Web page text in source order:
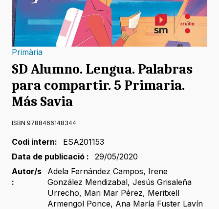
Primària
SD Alumno. Lengua. Palabras
para compartir. 5 Primaria.
Más Savia
ISBN 9788466148344
Codi intern:
ESA201153
Data de publicació :
29/05/2020
Autor/s
:
Adela Fernández Campos, Irene
González Mendizabal, Jesús Grisaleña
Urrecho, Mari Mar Pérez, Meritxell
Armengol Ponce, Ana María Fuster Lavín